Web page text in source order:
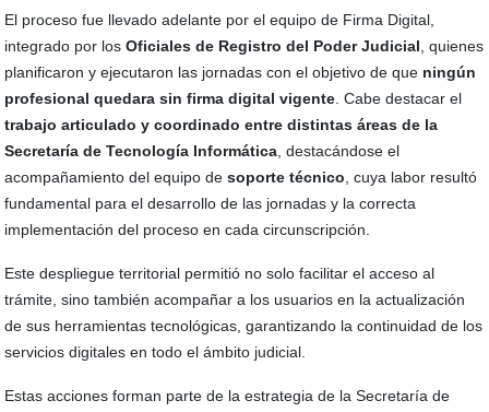
El proceso fue llevado adelante por el equipo de Firma Digital,
integrado por losOficiales de Registro del Poder Judicial , quienes
planificaron y ejecutaron las jornadas con el objetivo de que ningún
profesional quedara sin firma digital vigente . Cabe destacar el
trabajo articulado y coordinado entre distintas áreas de la
Secretaría de Tecnología Informática , destacándose el
acompañamiento del equipo desoporte técnico , cuya labor resultó
fundamental para el desarrollo de las jornadas y la correcta
implementación del proceso en cada circunscripción.
Este despliegue territorial permitió no solo facilitar el acceso al
trámite, sino también acompañar a los usuarios en la actualización
de sus herramientas tecnológicas, garantizando la continuidad de los
servicios digitales en todo el ámbito judicial.
Estas acciones forman parte de la estrategia de la Secretaría de